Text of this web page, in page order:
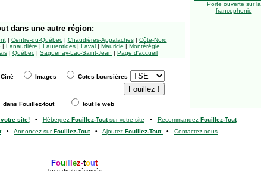
Porte ouverte sur la
francophonie
dans une autre région:
| Centre-du-Québec| Chaudières-Appalaches| Côte-Nord
| Lanaudière | Laurentides| Laval| Mauricie | Montérégie
| Québec | Saguenay-Lac-Saint-Jean | Page d'accueil
Ciné Images Cotes boursières
dans Fouillez-tout tout le web
site!• Hébergez Fouillez-Toutsur votre site • Recommandez Fouillez-Tout
• Annoncez surFouillez-Tout• Ajoutez Fouillez-Tout • Contactez-nous
Foui ez-tout